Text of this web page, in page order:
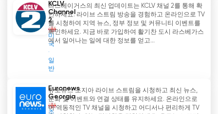
KCLV
Channel
2
미
국
일
반
라스베이거스의 최신 업데이트는 KCLV 채널 2를 통해 확
인하세요. 라이브 스트림 방송을 경험하고 온라인으로 TV
를 시청하여 지역 뉴스, 정부 정보 및 커뮤니티 이벤트를
확인하세요. 지금 바로 가입하여 활기찬 도시 라스베가스
에서 일어나는 일에 대한 정보를 얻고...
Euronews
Georgia
조
유로뉴스 조지아 라이브 스트림을 시청하고 최신 뉴스,
문화 및 이벤트와 연결 상태를 유지하세요. 온라인으로
이 역동적인 TV 채널을 시청하고 어디서나 편리하게 TV